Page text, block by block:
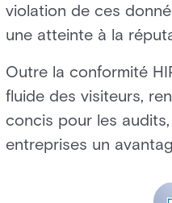
violation de ces
une atteinte à la
Outre la conformité
fluide des visiteurs,
concis pour les
entreprises un